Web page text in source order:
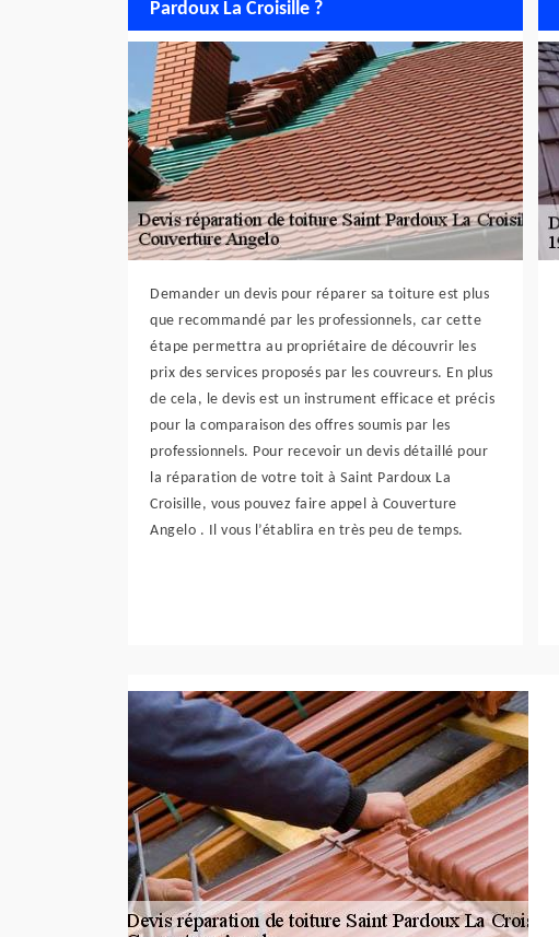
Pardoux La Croisille ?
Demander un devis pour réparer sa toiture est plus
que recommandé par les professionnels, car cette
étape permettra au propriétaire de découvrir les
prix des services proposés par les couvreurs. En plus
de cela, le devis est un instrument efficace et précis
pour la comparaison des offres soumis par les
professionnels. Pour recevoir un devis détaillé pour
la réparation de votre toit à Saint Pardoux La
Croisille, vous pouvez faire appel à Couverture
Angelo . Il vous l’établira en très peu de temps.